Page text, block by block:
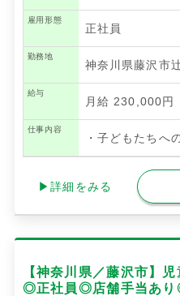
雇用形態
正社員
勤務地
神奈川県藤沢市
給与
月給 230,000円
仕事内容
・子どもたちへ
▶詳細をみる
【神奈川県／藤沢市】
◎正社員◎店舗手当あ